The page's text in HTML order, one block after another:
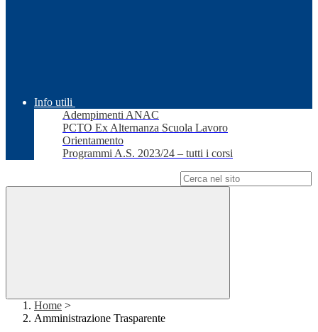
Info utili
Adempimenti ANAC
PCTO Ex Alternanza Scuola Lavoro
Orientamento
Programmi A.S. 2023/24 – tutti i corsi
Home >
Amministrazione Trasparente